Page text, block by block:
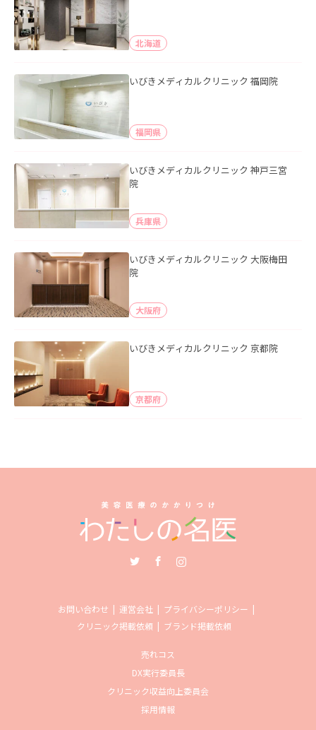
北海道
いびきメディカルクリニック 福岡院
福岡県
いびきメディカルクリニック 神戸三宮
院
兵庫県
いびきメディカルクリニック 大阪梅田
院
大阪府
いびきメディカルクリニック 京都院
京都府
お問い合わせ 運営会社
プライバシーポリシー
クリニック掲載依頼
ブランド掲載依頼
売れコス
DX実行委員長
クリニック収益向上委員会
採用情報